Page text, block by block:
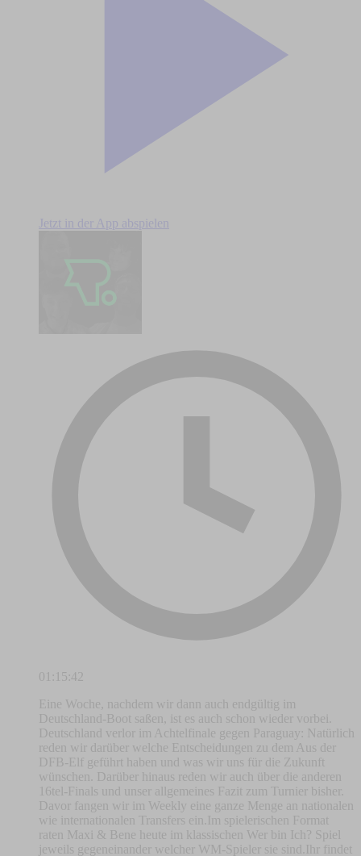
Jetzt in der App abspielen
01:15:42
Eine Woche, nachdem wir dann auch endgültig im
Deutschland-Boot saßen, ist es auch schon wieder vorbei.
Deutschland verlor im Achtelfinale gegen Paraguay: Natürlich
reden wir darüber welche Entscheidungen zu dem Aus der
DFB-Elf geführt haben und was wir uns für die Zukunft
wünschen. Darüber hinaus reden wir auch über die anderen
16tel-Finals und unser allgemeines Fazit zum Turnier bisher.
Davor fangen wir im Weekly eine ganze Menge an nationalen
wie internationalen Transfers ein.Im spielerischen Format
raten Maxi & Bene heute im klassischen Wer bin Ich? Spiel
jeweils gegeneinander welcher WM-Spieler sie sind.Ihr findet